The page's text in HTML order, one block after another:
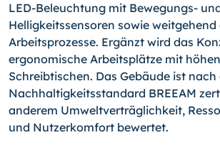
LED-Beleuchtung mit Bewegungs-
Helligkeitssensoren sowie
Arbeitsprozesse. Ergänzt wird das
ergonomische Arbeitsplätze mit
Schreibtischen. Das Gebäude ist nach
Nachhaltigkeitsstandard BREEAM
anderem Umweltverträglichkeit,
und Nutzerkomfort bewertet.